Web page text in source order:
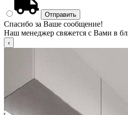
Спасибо за Ваше сообщение!
Наш менеджер свяжется с Вами в